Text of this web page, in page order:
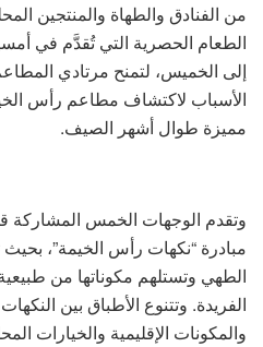
من الفنادق والطهاة والمنتجين
الطعام الحصرية التي تُقدَّم في
إلى الخميس، لتمنح مرتادي
الأسباب لاكتشاف مطاعم رأس
مميزة طوال أشهر الصيف.
وتقدم الوجهات الخمس
مبادرة “نكهات رأس الخيمة”،
الطهي وتستلهم مكوناتها من طبيعية
الفريدة. وتتنوع الأطباق بين
والمكونات الإقليمية والخيارات